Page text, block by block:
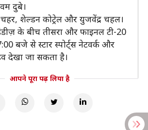
दुबे।
शेल्डन कोट्रेल और युजवेंद्र चहल।
के बीच तीसरा और फाइनल टी-20
बजे से स्टार स्पोर्ट्स नेटवर्क और
देखा जा सकता है।
आपने पूरा पढ़ लिया है